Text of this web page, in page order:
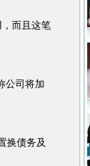
而且这笔
公司将加
换债务及